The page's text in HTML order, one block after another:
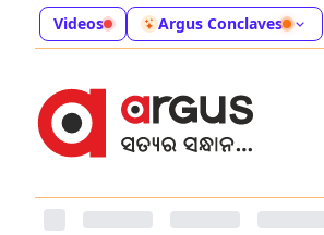
Videos Argus Conclaves